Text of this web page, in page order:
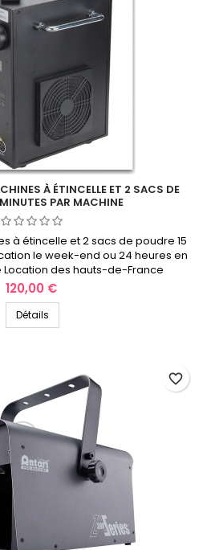
À ÉTINCELLE ET 2 SACS DE
PAR MACHINE
à étincelle et 2 sacs de poudre 15
le week-end ou 24 heures en
Location des hauts-de-France
Prix
120,00 €
Détails
favorite_border